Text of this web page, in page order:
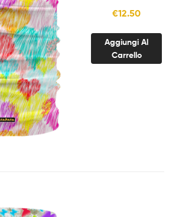
€12.50
Aggiungi Al
Carrello